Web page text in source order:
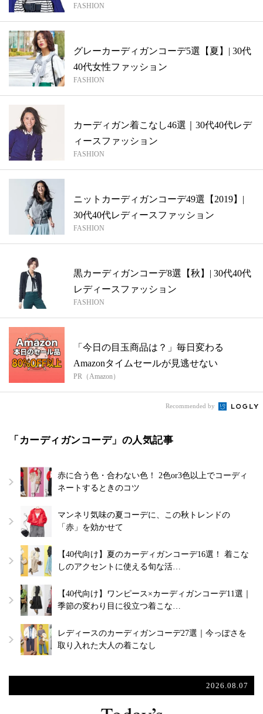
FASHION
グレーカーディガンコーデ5選【夏】| 30代
40代女性ファッション
FASHION
カーディガン着こなし46選｜30代40代レデ
ィースファッション
FASHION
ニットカーディガンコーデ49選【2019】|
30代40代レディースファッション
FASHION
黒カーディガンコーデ8選【秋】| 30代40代
レディースファッション
FASHION
「今日の目玉商品は？」毎日変わる
Amazonタイムセールが見逃せない
PR（Amazon）
Recommended by
「カーディガンコーデ」の人気記事
赤に合う色・合わない色！ 2色or3色以上でコーディ
ネートするときのコツ
マンネリ気味の夏コーデに、この秋トレンドの
「赤」を効かせて
【40代向け】夏のカーディガンコーデ16選！ 着こな
しのアクセントに使える旬な活…
【40代向け】ワンピース×カーディガンコーデ11選｜
季節の変わり目に役立つ着こな…
レディースのカーディガンコーデ27選｜今っぽさを
取り入れた大人の着こなし
2026.08.07